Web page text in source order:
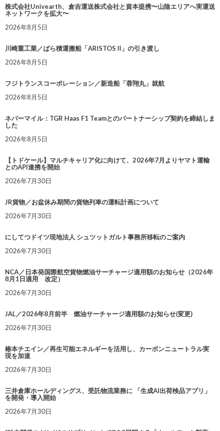
株式会社Univearth、倉吉運送株式会社と資本提携〜山陰エリアへ実運送
ネットワークを拡大〜
2026年8月5日
川崎重工業／ばら積運搬船「ARISTOS II」の引き渡し
2026年8月5日
フジトランスコーポレーション／新造船「蓉翔丸」就航
2026年8月5日
ネバーマイル：TGR Haas F1 Teamとのパートナーシップ契約を締結しま
した
2026年8月5日
【トドケール】マルチキャリア化に向けて、2026年7月よりヤマト運輸
とのAPI連携を開始
2026年7月30日
JR貨物／お盆休み期間の貨物列車の運転計画について
2026年7月30日
にしてつドイツ現地法人 シュツットガルト事務所移転のご案内
2026年7月30日
NCA／日本発国際航空貨物燃油サーチャージ適用額のお知らせ（2026年
8月1日適用 改定）
2026年7月30日
JAL／2026年8月前半 燃油サーチャージ適用額のお知らせ(変更)
2026年7月30日
椿本チエイン／再生可能エネルギーを活用し、カーボンニュートラル実
現を加速
2026年7月30日
三井倉庫ホールディングス、受託物流業務に 「生成AI出荷検品アプリ」
を開発・導入開始
2026年7月30日